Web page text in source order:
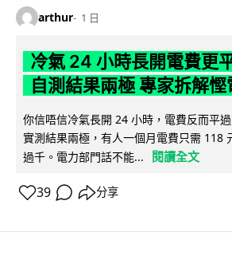
arthur 1 日
冷氣 24 小時長開電費更
自測結果兩極 專家拆解慳
你信唔信冷氣長開 24 小時，電費反而平
實測結果兩極，有人一個月電費只需 118
過千。電力部門話不能...
閱讀全文
39 分享